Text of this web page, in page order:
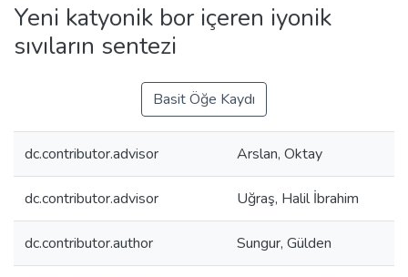
Yeni katyonik bor içeren iyonik
sıvıların sentezi
Basit Öğe Kaydı
dc.contributor.advisor Arslan, Oktay
dc.contributor.advisor Uğraş, Halil İbrahim
dc.contributor.author Sungur, Gülden